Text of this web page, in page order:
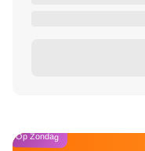
Op Zondag